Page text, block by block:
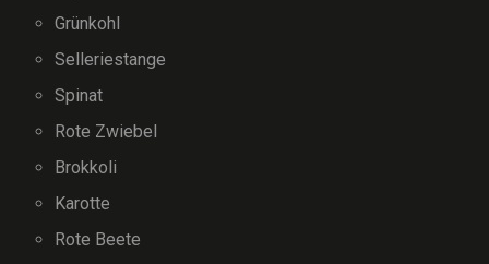
Grünkohl
Selleriestange
Spinat
Rote Zwiebel
Brokkoli
Karotte
Rote Beete